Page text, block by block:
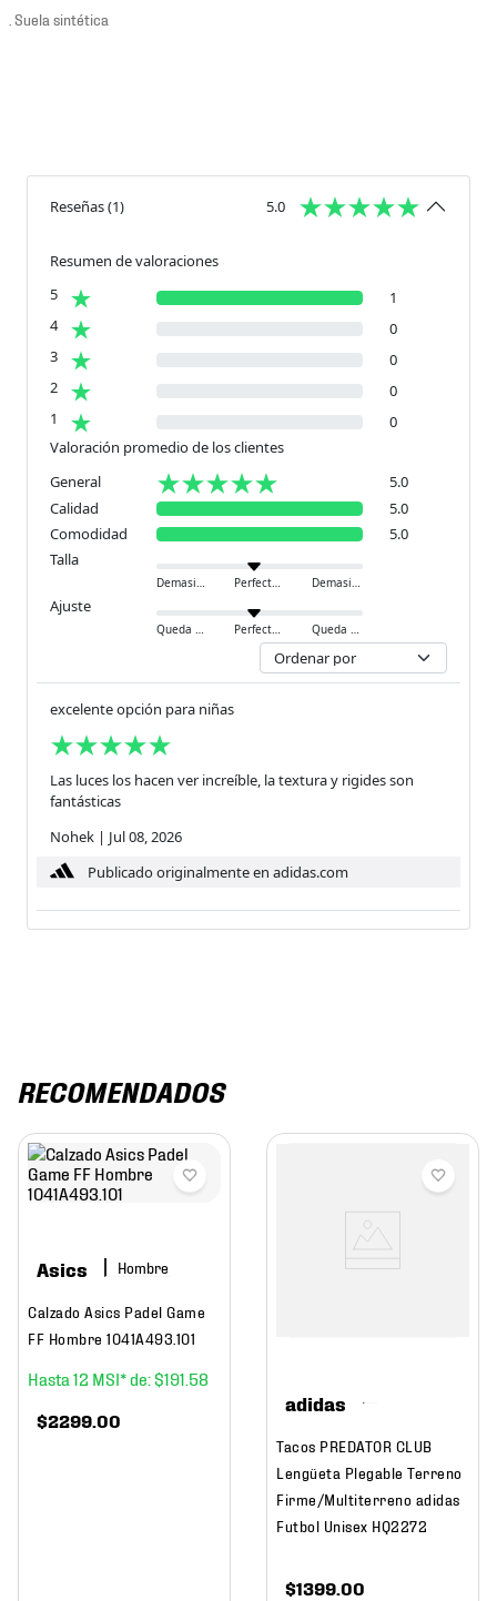
. Suela sintética
Reseñas(1) 5.0
Resumen de valoraciones
5
1
4
0
3
0
2
0
1
0
Valoración promedio de los clientes
General
5.0
Calidad
5.0
Comodidad
5.0
Talla
Demasiado pequeño Perfecto Demasiado grande
Ajuste
Queda ajustado Perfecto Queda holgado
excelente opción para niñas
Las luces los hacen ver increíble, la textura y rigides son
fantásticas
Nohek | Jul 08, 2026
Publicado originalmente en adidas.com
RECOMENDADOS
Asics Hombre
Calzado Asics Padel Game
FF Hombre 1041A493.101
12 $191 58
$2299.00
adidas
Tacos PREDATOR CLUB
Lengüeta Plegable Terreno
Firme/Multiterreno adidas
Futbol Unisex HQ2272
$1399.00